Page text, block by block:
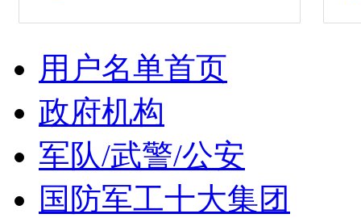
用户名单首页
政府机构
军队/武警/公安
国防军工十大集团